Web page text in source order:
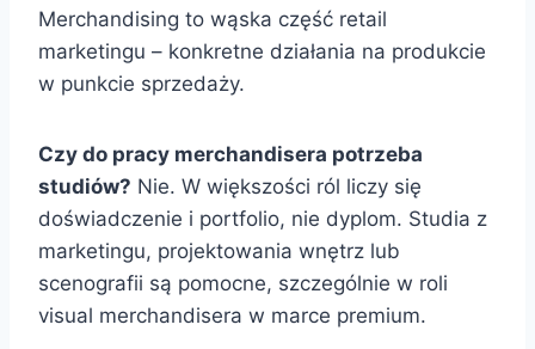
Merchandising to wąska część retail
marketingu – konkretne działania na produkcie
w punkcie sprzedaży.
Czy do pracy merchandisera potrzeba
studiów? Nie. W większości ról liczy się
doświadczenie i portfolio, nie dyplom. Studia z
marketingu, projektowania wnętrz lub
scenografii są pomocne, szczególnie w roli
visual merchandisera w marce premium.